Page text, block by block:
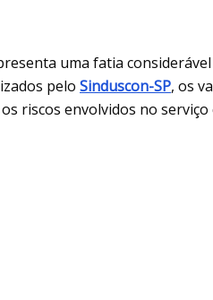
uma fatia
pelo Sinduscon-SP, os
riscos envolvidos no serviço